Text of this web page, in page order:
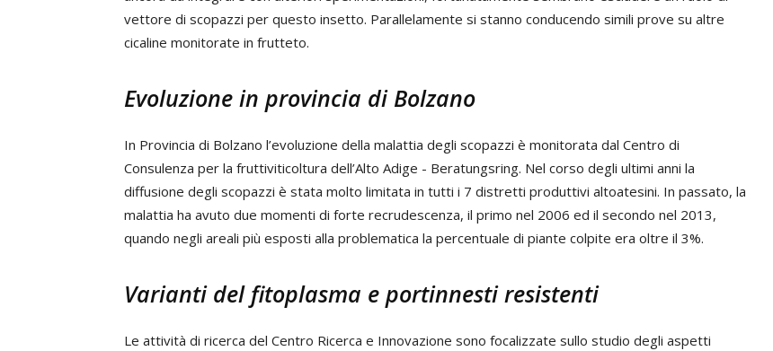
vettore di scopazzi per questo insetto. Parallelamente si stanno conducendo simili prove su altre
cicaline monitorate in frutteto.
Evoluzione in provincia di Bolzano
In Provincia di Bolzano l’evoluzione della malattia degli scopazzi è monitorata dal Centro di
Consulenza per la fruttiviticoltura dell’Alto Adige - Beratungsring. Nel corso degli ultimi anni la
diffusione degli scopazzi è stata molto limitata in tutti i 7 distretti produttivi altoatesini. In passato, la
malattia ha avuto due momenti di forte recrudescenza, il primo nel 2006 ed il secondo nel 2013,
quando negli areali più esposti alla problematica la percentuale di piante colpite era oltre il 3%.
Varianti del fitoplasma e portinnesti resistenti
Le attività di ricerca del Centro Ricerca e Innovazione sono focalizzate sullo studio degli aspetti